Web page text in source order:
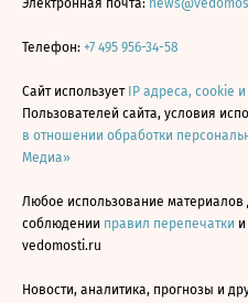
Электронная почта:
Телефон: +7 495 956-34-58
Сайт использует IP адреса, cookie
Пользователей сайта, условия
в отношении обработки
Медиа»
Любое использование материалов
соблюдении правил перепечатки
vedomosti.ru
Новости, аналитика, прогнозы и